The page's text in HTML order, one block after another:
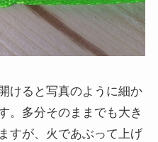
けると写真のように細か
。多分そのままでも大き
すが、火であぶって上げ